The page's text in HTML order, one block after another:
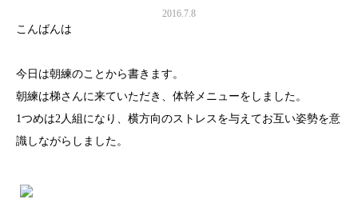
2016.7.8
こんばんは
今日は朝練のことから書きます。
朝練は梯さんに来ていただき、体幹メニューをしました。
1つめは2人組になり、横方向のストレスを与えてお互い姿勢を意
識しながらしました。